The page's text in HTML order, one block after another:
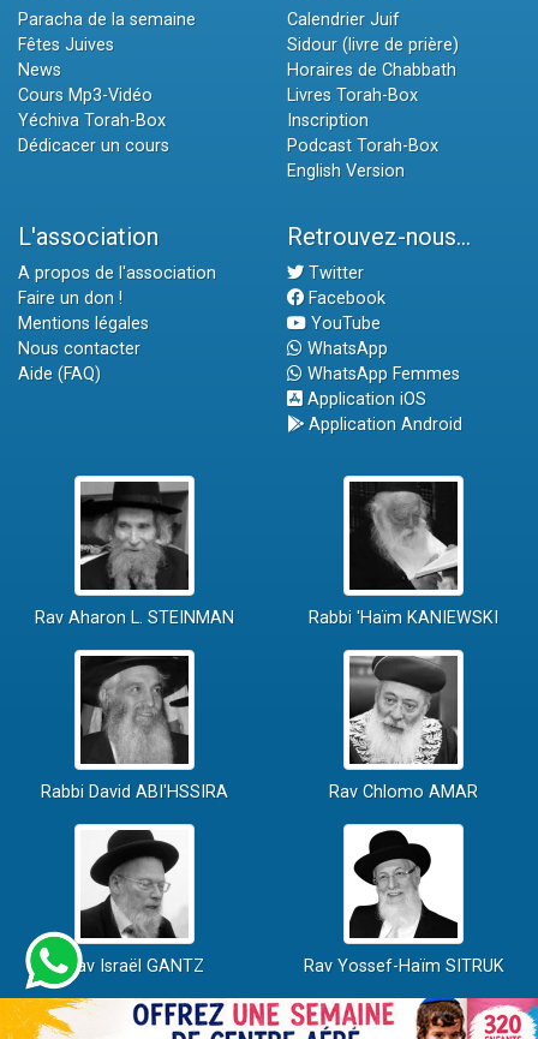
Paracha de la semaine
Fêtes Juives
News
Cours Mp3-Vidéo
Yéchiva Torah-Box
Dédicacer un cours
Calendrier Juif
Sidour (livre de prière)
Horaires de Chabbath
Livres Torah-Box
Inscription
Podcast Torah-Box
English Version
L'association
A propos de l'association
Faire un don !
Mentions légales
Nous contacter
Aide (FAQ)
Retrouvez-nous...
Twitter
Facebook
YouTube
WhatsApp
WhatsApp Femmes
Application iOS
Application Android
Rav Aharon L. STEINMAN Rabbi 'Haïm KANIEWSKI
Rabbi David ABI'HSSIRA Rav Chlomo AMAR
Rav Israël GANTZ Rav Yossef-Haïm SITRUK